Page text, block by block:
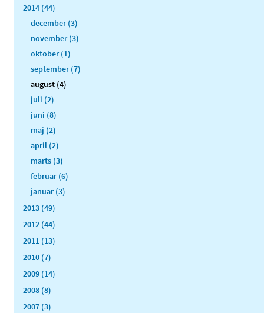
2014 (44)
december (3)
november (3)
oktober (1)
september (7)
august (4)
juli (2)
juni (8)
maj (2)
april (2)
marts (3)
februar (6)
januar (3)
2013 (49)
2012 (44)
2011 (13)
2010 (7)
2009 (14)
2008 (8)
2007 (3)